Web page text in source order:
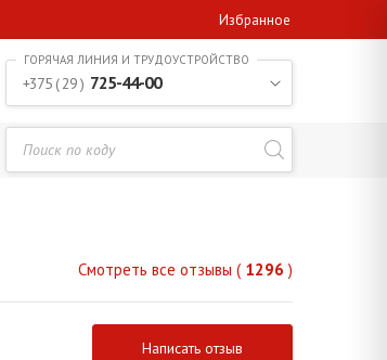
Избранное
+375 ( 29 ) 725-44-00
Смотреть все отзывы ( 1296 )
Написать отзыв